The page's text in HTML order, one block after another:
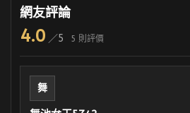
網友評論
4.0 ／5 5 則評價
舞